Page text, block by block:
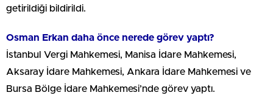
getirildiği bildirildi.
Osman Erkan daha önce nerede görev yaptı?
İstanbul Vergi Mahkemesi, Manisa İdare Mahkemesi,
Aksaray İdare Mahkemesi, Ankara İdare Mahkemesi ve
Bursa Bölge İdare Mahkemesi’nde görev yaptı.